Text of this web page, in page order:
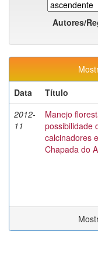
Autores/
Data
Título
2012-
11
Manejo
possibilidade
calcinadores
Chapada do